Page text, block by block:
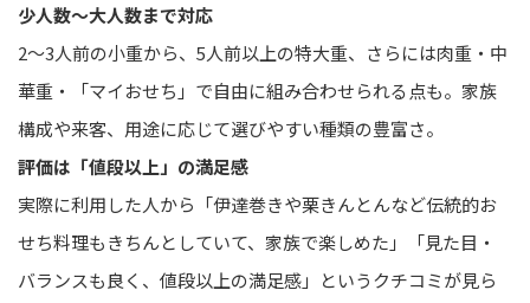
少人数〜大人数まで対応
2〜3人前の小重から、5人前以上の特大重、さらには肉重・中
華重・「マイおせち」で自由に組み合わせられる点も。家族
構成や来客、用途に応じて選びやすい種類の豊富さ。
評価は「値段以上」の満足感
実際に利用した人から「伊達巻きや栗きんとんなど伝統的お
せち料理もきちんとしていて、家族で楽しめた」「見た目・
バランスも良く、値段以上の満足感」というクチコミが見ら